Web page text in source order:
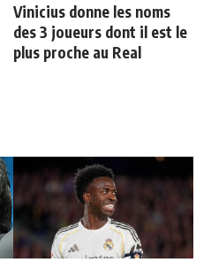
Vinicius donne les noms
des 3 joueurs dont il est le
plus proche au Real